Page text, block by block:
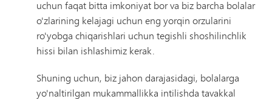
uchun faqat bitta imkoniyat bor va biz barcha bolalar
o'zlarining kelajagi uchun eng yorqin orzularini
ro'yobga chiqarishlari uchun tegishli shoshilinchlik
hissi bilan ishlashimiz kerak.
Shuning uchun, biz jahon darajasidagi, bolalarga
yo'naltirilgan mukammallikka intilishda tavakkal